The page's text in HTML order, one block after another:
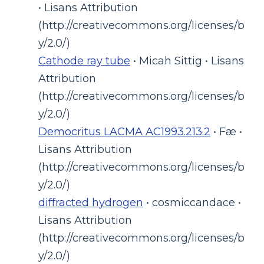
• Lisans Attribution
(http://creativecommons.org/licenses/b
y/2.0/)
Cathode ray tube • Micah Sittig • Lisans
Attribution
(http://creativecommons.org/licenses/b
y/2.0/)
Democritus LACMA AC1993.213.2 • Fæ •
Lisans Attribution
(http://creativecommons.org/licenses/b
y/2.0/)
diffracted hydrogen • cosmiccandace •
Lisans Attribution
(http://creativecommons.org/licenses/b
y/2.0/)